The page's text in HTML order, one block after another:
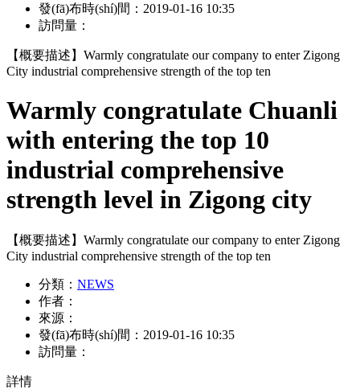
發(fā)布時(shí)間： 2019-01-16 10:35
訪問量：
【概要描述】 Warmly congratulate our company to enter Zigong
City industrial comprehensive strength of the top ten
Warmly congratulate Chuanli
with entering the top 10
industrial comprehensive
strength level in Zigong city
【概要描述】 Warmly congratulate our company to enter Zigong
City industrial comprehensive strength of the top ten
分類： NEWS
作者：
來源：
發(fā)布時(shí)間： 2019-01-16 10:35
訪問量：
詳情